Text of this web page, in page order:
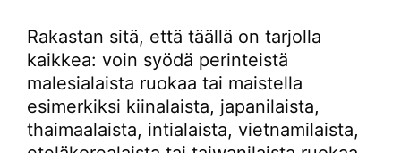
Rakastan sitä, että täällä on tarjolla
kaikkea: voin syödä perinteistä
malesialaista ruokaa tai maistella
esimerkiksi kiinalaista, japanilaista,
thaimaalaista, intialaista, vietnamilaista,